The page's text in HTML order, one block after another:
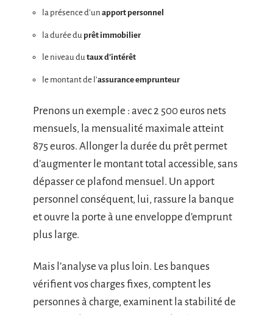
la présence d’un apport personnel
la durée du prêt immobilier
le niveau dutaux d’intérêt
le montant de l’assurance emprunteur
Prenons un exemple : avec 2 500 euros nets
mensuels, la mensualité maximale atteint
875 euros. Allonger la durée du prêt permet
d’augmenter le montant total accessible, sans
dépasser ce plafond mensuel. Un apport
personnel conséquent, lui, rassure la banque
et ouvre la porte à une enveloppe d’emprunt
plus large.
Mais l’analyse va plus loin. Les banques
vérifient vos charges fixes, comptent les
personnes à charge, examinent la stabilité de